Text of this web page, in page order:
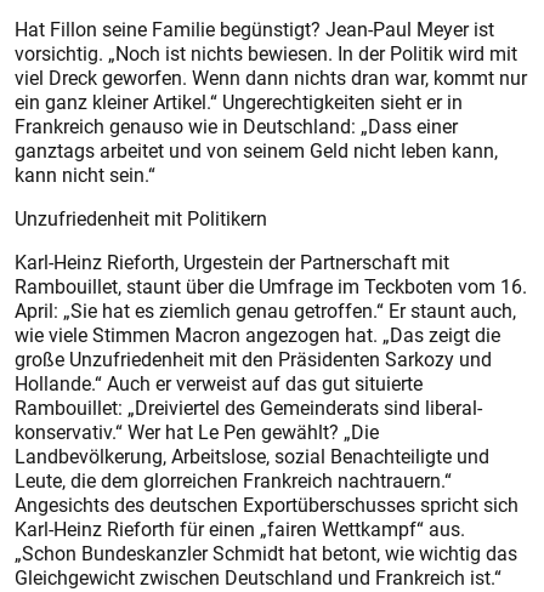
Hat Fillon seine Familie begünstigt? Jean-Paul Meyer ist
vorsichtig. „Noch ist nichts bewiesen. In der Politik wird mit
viel Dreck geworfen. Wenn dann nichts dran war, kommt nur
ein ganz kleiner Artikel.“ Ungerechtigkeiten sieht er in
Frankreich genauso wie in Deutschland: „Dass einer
ganztags arbeitet und von seinem Geld nicht leben kann,
kann nicht sein.“
Unzufriedenheit mit Politikern
Karl-Heinz Rieforth, Urgestein der Partnerschaft mit
Rambouillet, staunt über die Umfrage im Teckboten vom 16.
April: „Sie hat es ziemlich genau getroffen.“ Er staunt auch,
wie viele Stimmen Macron angezogen hat. „Das zeigt die
große Unzufriedenheit mit den Präsidenten Sarkozy und
Hollande.“ Auch er verweist auf das gut situierte
Rambouillet: „Dreiviertel des Gemeinderats sind liberal-
konservativ.“ Wer hat Le Pen gewählt? „Die
Landbevölkerung, Arbeitslose, sozial Benachteiligte und
Leute, die dem glorreichen Frankreich nachtrauern.“
Angesichts des deutschen Exportüberschusses spricht sich
Karl-Heinz Rieforth für einen „fairen Wettkampf“ aus.
„Schon Bundeskanzler Schmidt hat betont, wie wichtig das
Gleichgewicht zwischen Deutschland und Frankreich ist.“